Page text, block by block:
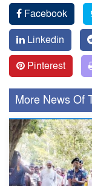
Facebook
Linkedin
Pinterest
More News Of